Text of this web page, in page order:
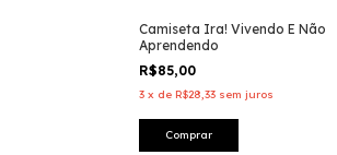
Camiseta Ira! Vivendo E Não
Aprendendo
R$85,00
3 x de R$28,33 sem juros
Comprar